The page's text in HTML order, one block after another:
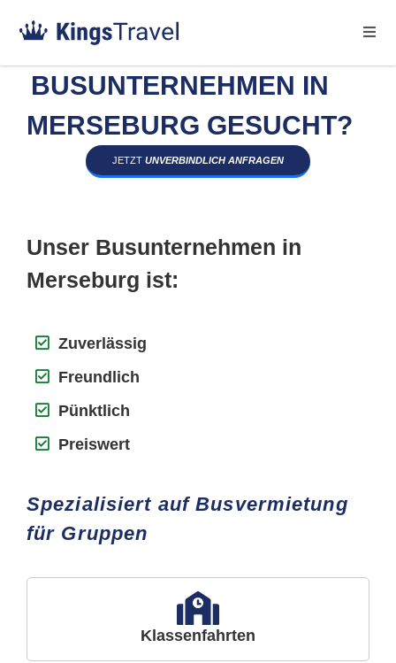
BUSUNTERNEHMEN IN
MERSEBURG GESUCHT?
JETZT UNVERBINDLICH ANFRAGEN
Unser Busunternehmen in
Merseburg ist:
Zuverlässig
Freundlich
Pünktlich
Preiswert
Spezialisiert auf Busvermietung
für Gruppen
Klassenfahrten